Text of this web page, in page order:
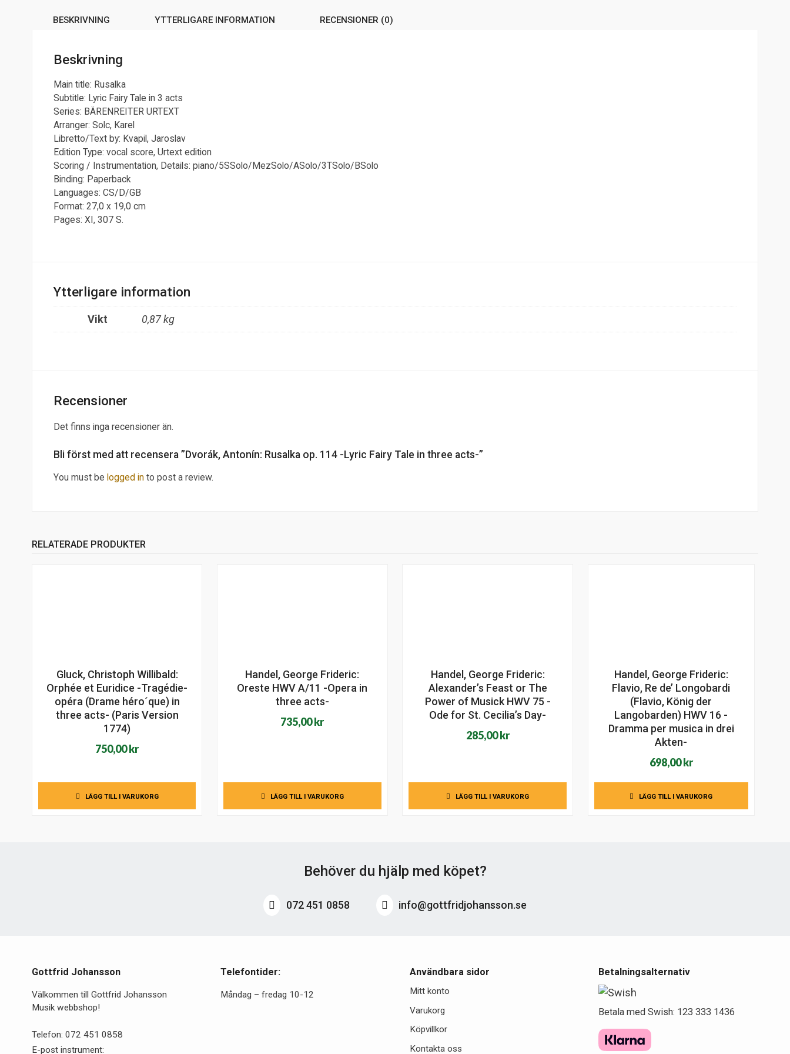
BESKRIVNING YTTERLIGARE INFORMATION RECENSIONER (0)
Beskrivning
Main title: Rusalka
Subtitle: Lyric Fairy Tale in 3 acts
Series: BÄRENREITER URTEXT
Arranger: Solc, Karel
Libretto/Text by: Kvapil, Jaroslav
Edition Type: vocal score, Urtext edition
Scoring / Instrumentation, Details: piano/5SSolo/MezSolo/ASolo/3TSolo/BSolo
Binding: Paperback
Languages: CS/D/GB
Format: 27,0 x 19,0 cm
Pages: XI, 307 S.
Ytterligare information
Vikt 0,87 kg
Recensioner
Det finns inga recensioner än.
Bli först med att recensera ”Dvorák, Antonín: Rusalka op. 114 -Lyric Fairy Tale in three acts-”
You must be logged into post a review.
RELATERADE PRODUKTER
Gluck, Christoph Willibald:
Orphée et Euridice -Tragédie-
opéra (Drame héro´que) in
three acts- (Paris Version
1774)
750,00kr
LÄGG TILL I VARUKORG
Handel, George Frideric:
Oreste HWV A/11 -Opera in
three acts-
735,00kr
LÄGG TILL I VARUKORG
Handel, George Frideric:
Alexander’s Feast or The
Power of Musick HWV 75 -
Ode for St. Cecilia’s Day-
285,00kr
LÄGG TILL I VARUKORG
Handel, George Frideric:
Flavio, Re de’ Longobardi
(Flavio, König der
Langobarden) HWV 16 -
Dramma per musica in drei
Akten-
698,00kr
LÄGG TILL I VARUKORG
Behöver du hjälp med köpet?
072 451 0858 info@gottfridjohansson.se
Gottfrid Johansson
Välkommen till Gottfrid Johansson
Musik webbshop!
Telefon: 072 451 0858
E-post instrument:
Telefontider:
Måndag – fredag 10-12
Användbara sidor
Mitt konto
Varukorg
Köpvillkor
Kontakta oss
Betalningsalternativ
Betala med Swish: 123 333 1436